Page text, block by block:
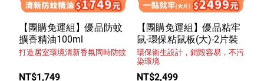
【團購免運組】優品防蚊
擴香精油100ml
打造居室環境清新香氛同時防蚊
NT$1,749
【團購免運組】優品粘牢
鼠-環保粘鼠板(大)-2片裝
環保衛生設計，銷毀容易，不污
染環境
NT$2,499